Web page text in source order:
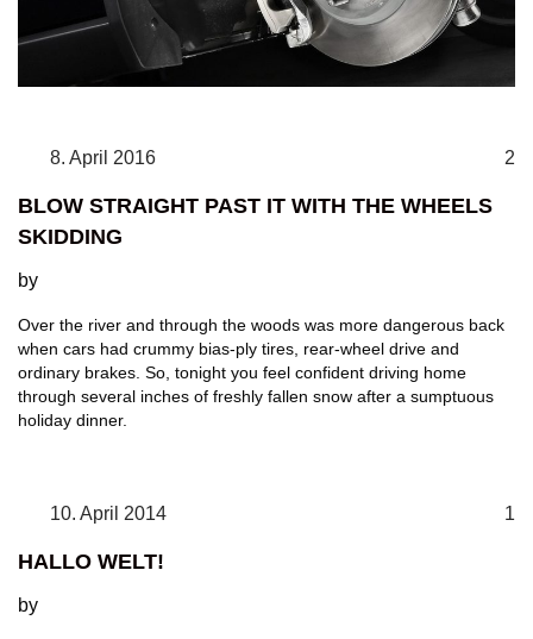
8. April 2016 2
BLOW STRAIGHT PAST IT WITH THE WHEELS
SKIDDING
by
Over the river and through the woods was more dangerous back
when cars had crummy bias-ply tires, rear-wheel drive and
ordinary brakes. So, tonight you feel confident driving home
through several inches of freshly fallen snow after a sumptuous
holiday dinner.
10. April 2014 1
HALLO WELT!
by